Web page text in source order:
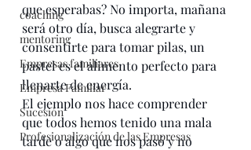
coaching
mentoring
Empresas familiares
Empresa Familiar
Sucesión
Profesionalización de las Empresas
que esperabas? No importa, mañana
será otro día, busca alegrarte y
consentirte para tomar pilas, un
pastel es el alimento perfecto para
llenarte de energía.
El ejemplo nos hace comprender
que todos hemos tenido una mala
tarde o algo que nos pasó y no